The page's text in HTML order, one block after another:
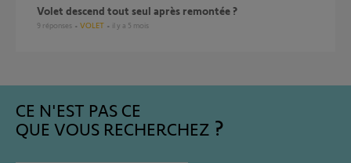
Volet descend tout seul après remontée ?
9 réponses VOLET il y a 5 mois
CE N'EST PAS CE
QUE VOUS RECHERCHEZ